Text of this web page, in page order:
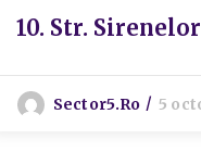
10. Str.
Sector5.ro 5